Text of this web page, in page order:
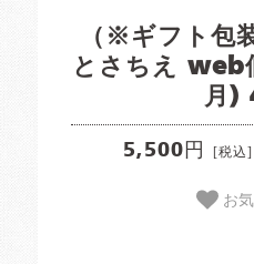
（※ギフト包
とさちえ web
月)
5,500円 [税込]
お